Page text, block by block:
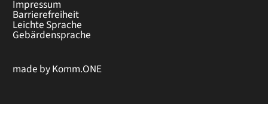
Impressum
Barrierefreiheit
Leichte Sprache
Gebärdensprache
made byKomm.ONE